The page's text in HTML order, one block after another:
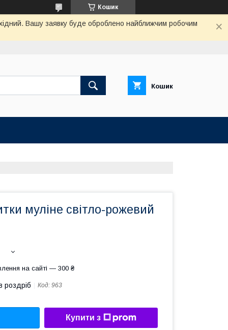
Кошик
Вашу заявку буде оброблено найближчим робочим
Кошик
муліне світло-рожевий
на сайті — 300 ₴
роздріб Код: 963
Купити з